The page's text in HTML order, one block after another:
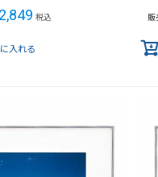
2,849 税込
入れる
販